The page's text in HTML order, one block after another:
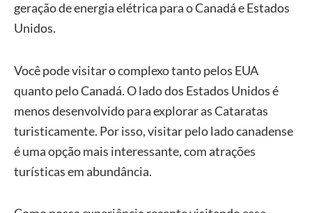
geração de energia elétrica para o Canadá e Estados
Unidos.
Você pode visitar o complexo tanto pelos EUA
quanto pelo Canadá. O lado dos Estados Unidos é
menos desenvolvido para explorar as Cataratas
turisticamente. Por isso, visitar pelo lado canadense
é uma opção mais interessante, com atrações
turísticas em abundância.